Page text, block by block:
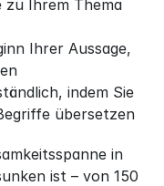
Ihrem Thema
Ihrer Aussage,
indem Sie
übersetzen
in
ist – von 150